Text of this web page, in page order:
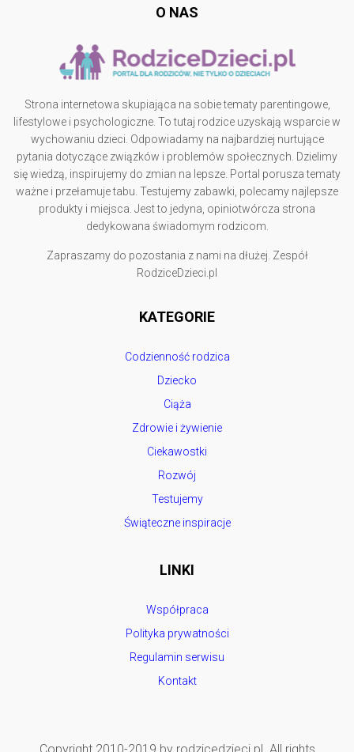
O NAS
Strona internetowa skupiająca na sobie tematy parentingowe,
lifestylowe i psychologiczne. To tutaj rodzice uzyskają wsparcie w
wychowaniu dzieci. Odpowiadamy na najbardziej nurtujące
pytania dotyczące związków i problemów społecznych. Dzielimy
się wiedzą, inspirujemy do zmian na lepsze. Portal porusza tematy
ważne i przełamuje tabu. Testujemy zabawki, polecamy najlepsze
produkty i miejsca. Jest to jedyna, opiniotwórcza strona
dedykowana świadomym rodzicom.
Zapraszamy do pozostania z nami na dłużej. Zespół
RodziceDzieci.pl
KATEGORIE
Codzienność rodzica
Dziecko
Ciąża
Zdrowie i żywienie
Ciekawostki
Rozwój
Testujemy
Świąteczne inspiracje
LINKI
Współpraca
Polityka prywatności
Regulamin serwisu
Kontakt